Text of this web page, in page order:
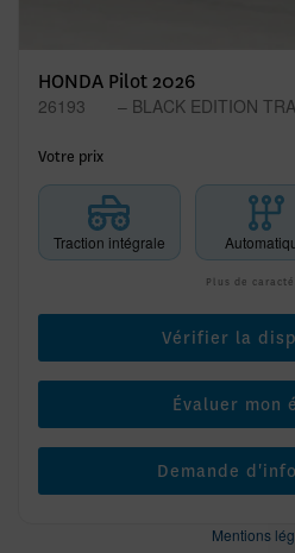
HONDA Pilot 2026
26193 – BLACK EDITION
Votre prix
Traction intégrale
Plus de
Vérifier la
Évaluer mon
Demande
Mentions